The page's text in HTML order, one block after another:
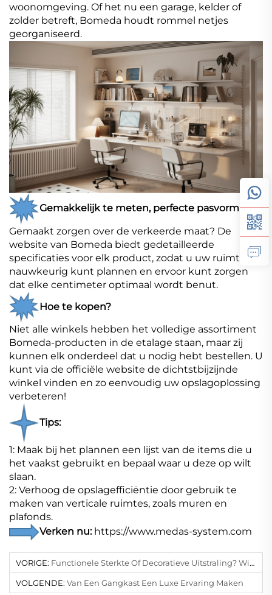
woonomgeving. Of het nu een garage, kelder of
zolder betreft, Bomeda houdt rommel netjes
georganiseerd.
Gemakkelijk te meten, perfecte pasvorm
Gemaakt zorgen over de verkeerde maat? De
website van Bomeda biedt gedetailleerde
specificaties voor elk product, zodat u uw ruimte
nauwkeurig kunt plannen en ervoor kunt zorgen
dat elke centimeter optimaal wordt benut.
Hoe te kopen?
Niet alle winkels hebben het volledige assortiment
Bomeda-producten in de etalage staan, maar zij
kunnen elk onderdeel dat u nodig hebt bestellen. U
kunt via de officiële website de dichtstbijzijnde
winkel vinden en zo eenvoudig uw opslagoplossing
verbeteren!
Tips:
1: Maak bij het plannen een lijst van de items die u
het vaakst gebruikt en bepaal waar u deze op wilt
slaan.
2: Verhoog de opslagefficiëntie door gebruik te
maken van verticale ruimtes, zoals muren en
plafonds.
Verken nu: https://www.medas-system.com
VORIGE: Functionele Sterkte Of Decoratieve Uitstraling? Wij Hebben Beide!
VOLGENDE: Van Een Gangkast Een Luxe Ervaring Maken